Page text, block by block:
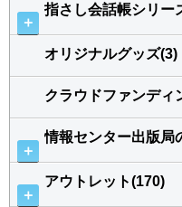
＋
指さし会話帳シリー
オリジナルグッズ(3)
クラウドファンディ
＋
情報センター出版局
＋
アウトレット(170)